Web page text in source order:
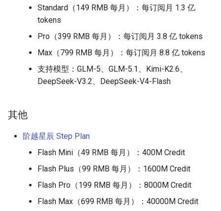
Standard（149 RMB 每月）：每订阅月 1.3 亿
tokens
Pro（399 RMB 每月）：每订阅月 3.8 亿 tokens
Max（799 RMB 每月）：每订阅月 8.8 亿 tokens
支持模型：GLM-5、GLM-5.1、Kimi-K2.6、
DeepSeek-V3.2、DeepSeek-V4-Flash
其他
阶越星辰 Step Plan
Flash Mini（49 RMB 每月）：400M Credit
Flash Plus（99 RMB 每月）：1600M Credit
Flash Pro（199 RMB 每月）：8000M Credit
Flash Max（699 RMB 每月）：40000M Credit